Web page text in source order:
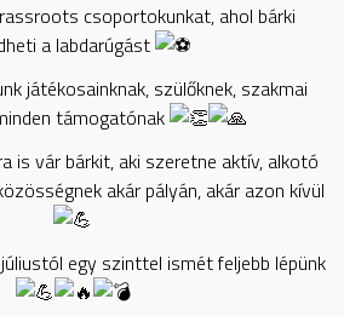
csoportokunkat, ahol bárki
a labdarúgást
játékosainknak, szülőknek, szakmai
támogatónak
is vár bárkit, aki szeretne aktív, alkotó
akár pályán, akár azon kívül
egy szinttel ismét feljebb lépünk